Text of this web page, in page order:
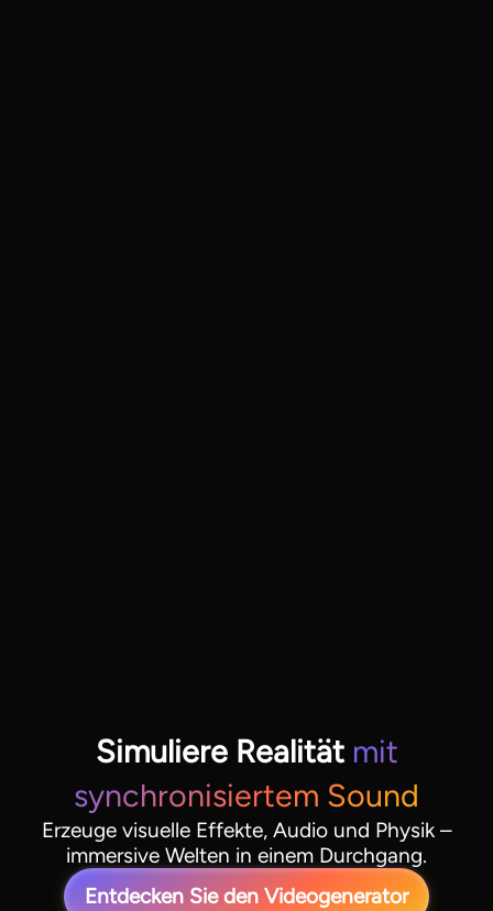
Simuliere Realität mit
synchronisiertem Sound
Erzeuge visuelle Effekte, Audio und Physik –
immersive Welten in einem Durchgang.
Entdecken Sie den Videogenerator